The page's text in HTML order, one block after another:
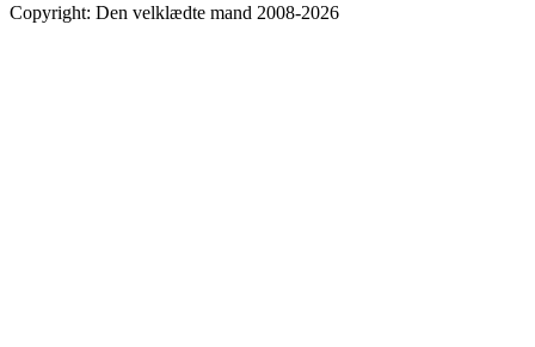
Copyright: Den velklædte mand 2008-2026